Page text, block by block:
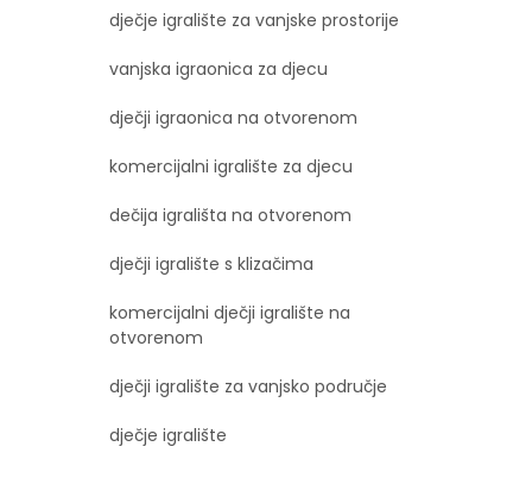
dječje igralište za vanjske prostorije
vanjska igraonica za djecu
dječji igraonica na otvorenom
komercijalni igralište za djecu
dečija igrališta na otvorenom
dječji igralište s klizačima
komercijalni dječji igralište na
otvorenom
dječji igralište za vanjsko područje
dječje igralište